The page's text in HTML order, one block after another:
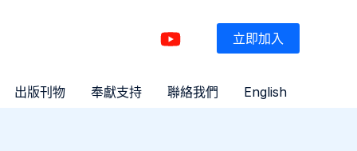
立即加入
出版刊物 奉獻支持 聯絡我們 English